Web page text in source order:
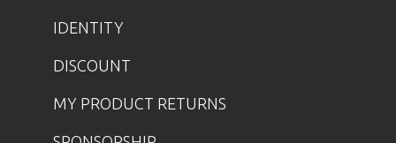
IDENTITY
DISCOUNT
MY PRODUCT RETURNS